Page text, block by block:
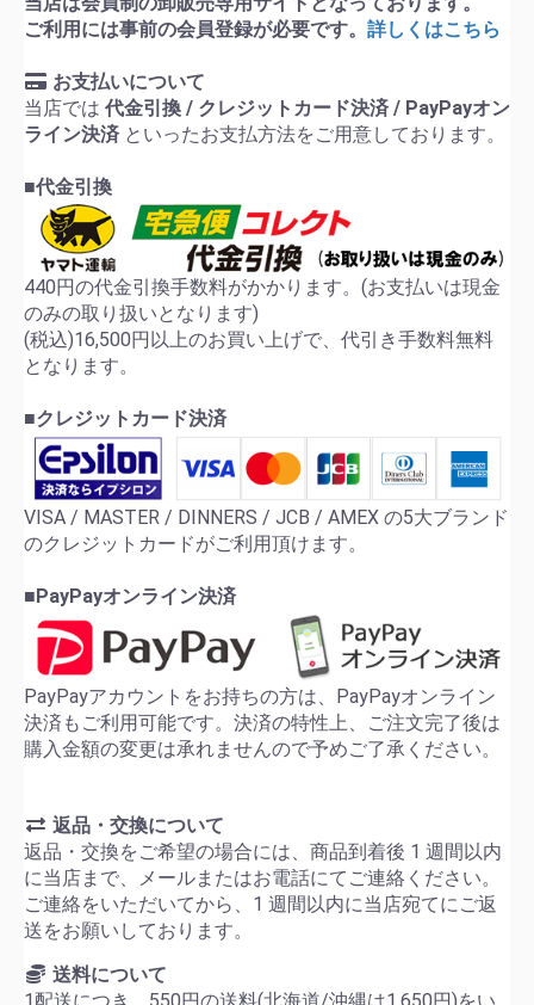
ご利用には事前の会員登録が必要です。 詳しくはこちら
お支払いについて
当店では 代金引換 / クレジットカード決済 / PayPayオン
ライン決済 といったお支払方法をご用意しております。
■代金引換
440円の代金引換手数料がかかります。(お支払いは現金
のみの取り扱いとなります)
(税込)16,500円以上のお買い上げで、代引き手数料無料
となります。
■クレジットカード決済
VISA / MASTER / DINNERS / JCB / AMEX の5大ブランド
のクレジットカードがご利用頂けます。
■PayPayオンライン決済
PayPayアカウントをお持ちの方は、PayPayオンライン
決済もご利用可能です。決済の特性上、ご注文完了後は
購入金額の変更は承れませんので予めご了承ください。
返品・交換について
返品・交換をご希望の場合には、商品到着後 1 週間以内
に当店まで、メールまたはお電話にてご連絡ください。
ご連絡をいただいてから、1 週間以内に当店宛てにご返
送をお願いしております。
送料について